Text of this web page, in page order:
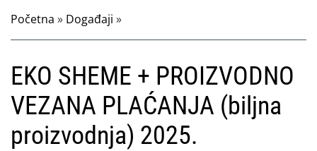
Početna » Događaji »
EKO SHEME + PROIZVODNO
VEZANA PLAĆANJA (biljna
proizvodnja) 2025.